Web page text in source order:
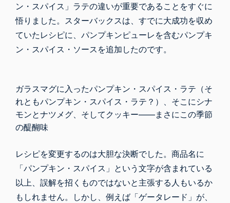
ン・スパイス」ラテの違いが重要であることをすぐに
悟りました。スターバックスは、すでに大成功を収め
ていたレシピに、パンプキンピューレを含むパンプキ
ン・スパイス・ソースを追加したのです。
ガラスマグに入ったパンプキン・スパイス・ラテ（そ
れともパンプキン・スパイス・ラテ？）、そこにシナ
モンとナツメグ、そしてクッキー――まさにこの季節
の醍醐味
レシピを変更するのは大胆な決断でした。商品名に
「パンプキン・スパイス」という文字が含まれている
以上、誤解を招くものではないと主張する人もいるか
もしれません。しかし、例えば「ゲータレード」が、